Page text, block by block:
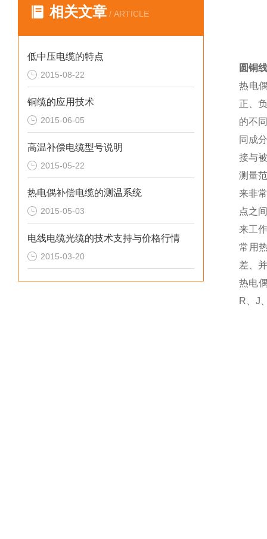
相关文章 / ARTICLE
低中压电缆的特点
2015-08-22
铜缆的应用技术
2015-06-05
高温补偿电缆型号说明
2015-05-22
热电偶补偿电缆的测温系统
2015-05-03
电线电缆光缆的技术支持与价格行情
2015-03-20
圆铜
热电
正、
的不
同成
接与
测量
来非
点之
来工
常用
差、
热电
R、J